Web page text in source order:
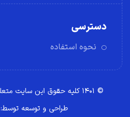
دسترسی
نحوه استفاده
© ۱۴۰۱ کلیه حقوق این سایت متعلق به بیستکس می‌باشد
طراحی و توسعه توسط: